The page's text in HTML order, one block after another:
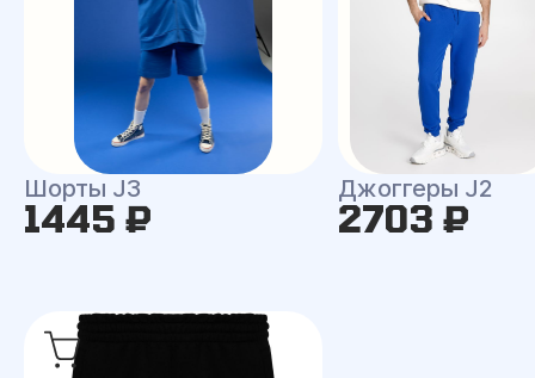
Шорты J3
1445 ₽
Джоггеры J2
2703 ₽